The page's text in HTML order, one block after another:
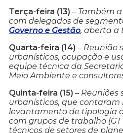
Terça-feira (13) – Também
com delegados de
Governo e Gestão, aberta a
Quarta-feira (14) – Reunião
urbanísticos, ocupação e
equipe técnica da
Meio Ambiente e
Quinta-feira (15) – Reuniões
urbanísticos, que contaram
levantamento de tipologia
com grupos de trabalho (GT
técnicos de setores de